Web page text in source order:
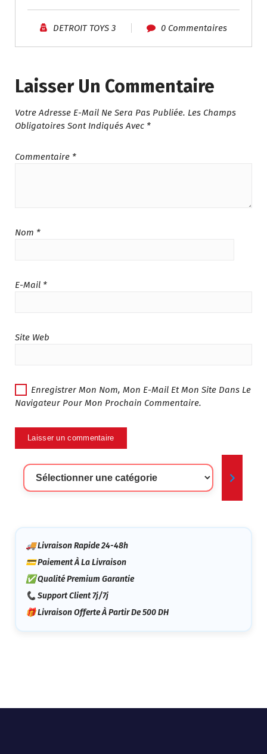
DETROIT TOYS 3 0 Commentaires
Laisser Un Commentaire
Votre Adresse E-Mail Ne Sera Pas Publiée. Les Champs
Obligatoires Sont Indiqués Avec *
Commentaire *
Nom *
E-Mail *
Site Web
Enregistrer Mon Nom, Mon E-Mail Et Mon Site Dans Le
Navigateur Pour Mon Prochain Commentaire.
Sélectionner
🚚 Livraison Rapide 24-48h
💳 Paiement À La Livraison
✅ Qualité Premium Garantie
📞 Support Client 7j/7j
🎁 Livraison Offerte À Partir De 500 DH